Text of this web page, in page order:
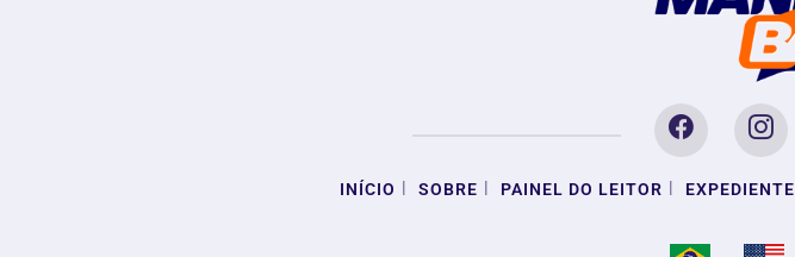
INÍCIO | SOBRE | PAINEL DO LEITOR | EXPEDIENTE